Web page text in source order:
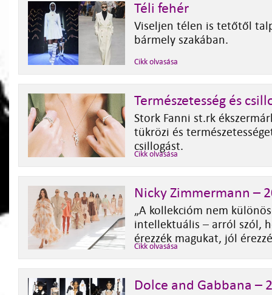
Téli fehér
Viseljen télen is tetőtől
bármely szakában.
Cikk olvasása
Természetesség és
Stork Fanni st.rk
tükrözi és
csillogást.
Cikk olvasása
Nicky Zimmermann –
„A kollekcióm nem
intellektuális – arról szól,
érezzék magukat, jól
Cikk olvasása
Dolce and Gabbana –